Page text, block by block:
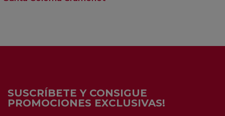
SUSCRÍBETE Y CONSIGUE
PROMOCIONES EXCLUSIVAS!